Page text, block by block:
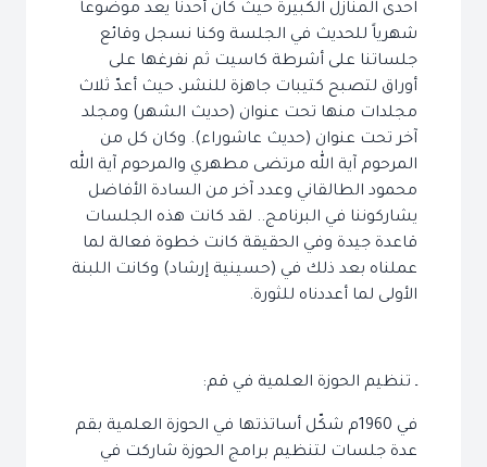
احدى المنازل الكبيرة حيث كان أحدنا يعد موضوعاً
شهرياً للحديث في الجلسة وكنا نسجل وقائع
جلساتنا على أشرطة كاسيت ثم نفرغها على
أوراق لتصبح كتيبات جاهزة للنشر، حيث أعدّ ثلاث
مجلدات منها تحت عنوان (حديث الشهر) ومجلد
آخر تحت عنوان (حديث عاشوراء). وكان كل من
المرحوم آية الله مرتضى مطهري والمرحوم آية الله
محمود الطالقاني وعدد آخر من السادة الأفاضل
يشاركوننا في البرنامج.. لقد كانت هذه الجلسات
قاعدة جيدة وفي الحقيقة كانت خطوة فعالة لما
عملناه بعد ذلك في (حسينية إرشاد) وكانت اللبنة
الأولى لما أعددناه للثورة.
ـ تنظيم الحوزة العلمية في قم:
في 1960م شكّل أساتذتها في الحوزة العلمية بقم
عدة جلسات لتنظيم برامج الحوزة شاركت في